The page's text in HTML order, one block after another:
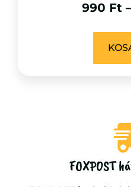
990 Ft –
FOXPOST